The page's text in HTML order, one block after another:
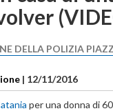
DELLA POLIZIA
| 12/11/2016
per una donna di